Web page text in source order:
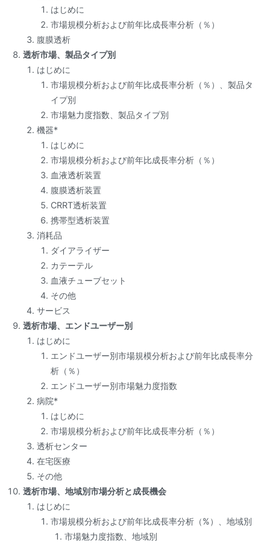
はじめに
市場規模分析および前年比成長率分析（％）
腹膜透析
透析市場、製品タイプ別
はじめに
市場規模分析および前年比成長率分析（％）、製品タ
イプ別
市場魅力度指数、製品タイプ別
機器*
はじめに
市場規模分析および前年比成長率分析（％）
血液透析装置
腹膜透析装置
CRRT透析装置
携帯型透析装置
消耗品
ダイアライザー
カテーテル
血液チューブセット
その他
サービス
透析市場、エンドユーザー別
はじめに
エンドユーザー別市場規模分析および前年比成長率分
析（％）
エンドユーザー別市場魅力度指数
病院*
はじめに
市場規模分析および前年比成長率分析（％）
透析センター
在宅医療
その他
透析市場、地域別市場分析と成長機会
はじめに
市場規模分析および前年比成長率分析（%）、地域別
市場魅力度指数、地域別